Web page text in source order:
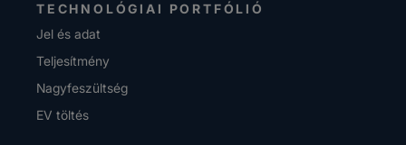
TECHNOLÓGIAI PORTFÓLIÓ
Jel és adat
Teljesítmény
Nagyfeszültség
EV töltés